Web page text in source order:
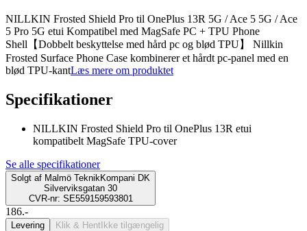
NILLKIN Frosted Shield Pro til OnePlus 13R 5G / Ace 5 5G / Ace
5 Pro 5G etui Kompatibel med MagSafe PC + TPU Phone
Shell【Dobbelt beskyttelse med hård pc og blød TPU】 Nillkin
Frosted Surface Phone Case kombinerer et hårdt pc-panel med en
blød TPU-kantLæs mere om produktet
Specifikationer
NILLKIN Frosted Shield Pro til OnePlus 13R etui
kompatibelt MagSafe TPU-cover
Se alle specifikationer
Solgt af Malmö TeknikKompani DK
Silverviksgatan 30
CVR-nr: SE559159593801
186.-
Levering Klik & Hent Ikke tilgængelig